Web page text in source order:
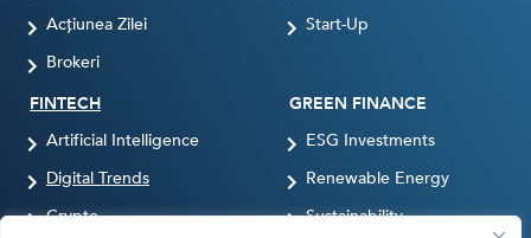
Acțiunea Zilei
Brokeri
Start-Up
FINTECH
Artificial Intelligence
Digital Trends
Crypto
GREEN FINANCE
ESG Investments
Renewable Energy
Sustainability